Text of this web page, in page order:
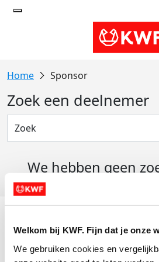
Welkom bij KWF. Fijn dat je onze
We gebruiken cookies en
Sponsor
Zoek een deelnemer
We hebben geen
Actiematerialen
Evenementen